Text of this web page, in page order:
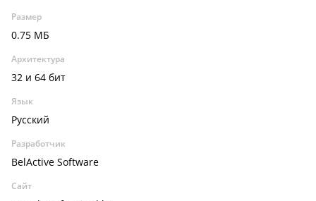
Размер
0.75 МБ
Архитектура
32 и 64 бит
Язык
Русский
Разработчик
BelActive Software
Сайт